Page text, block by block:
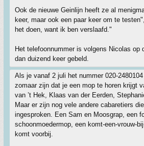
Ook de nieuwe Geinlijn heeft ze al
keer, maar ook een paar keer om te
het doen, want ik ben verslaafd."
Het telefoonnummer is volgens Nicolas op
dan duizend keer gebeld.
Als je vanaf 2 juli het nummer 020-
zomaar zijn dat je een mop te horen krijgt
van ’t Hek, Klaas van der Eerden,
Maar er zijn nog vele andere cabaretiers
ingesproken. Een Sam en Moosgrap, een
schoonmoedermop, een komt-een-vrouw-
komt voorbij.